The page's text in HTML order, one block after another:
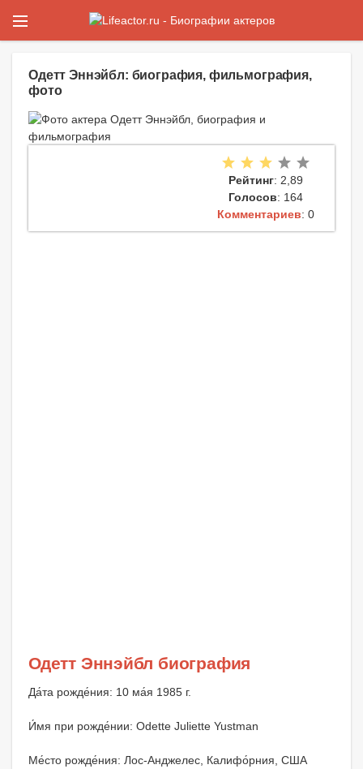
Одетт Эннэйбл: биография, фильмография,
фото
Рейтинг: 2,89
Голосов: 164
Комментариев: 0
Одетт Эннэйбл биография
Да́та рожде́ния: 10 ма́я 1985 г.
И́мя при рожде́нии: Odette Juliette Yustman
Ме́сто рожде́ния: Лос-Анджелес, Калифо́рния, США